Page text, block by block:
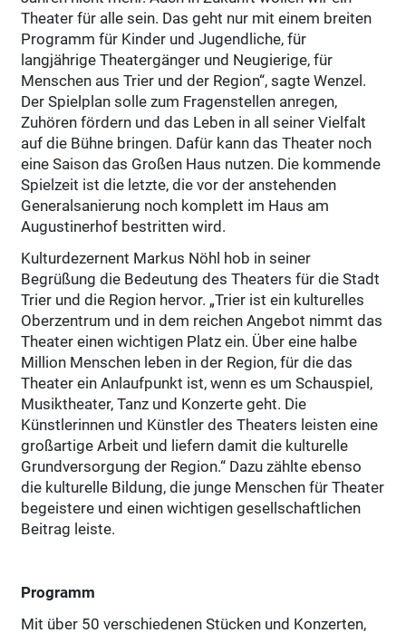
Theater für alle sein. Das geht nur mit einem breiten
Programm für Kinder und Jugendliche, für
langjährige Theatergänger und Neugierige, für
Menschen aus Trier und der Region“, sagte Wenzel.
Der Spielplan solle zum Fragenstellen anregen,
Zuhören fördern und das Leben in all seiner Vielfalt
auf die Bühne bringen. Dafür kann das Theater noch
eine Saison das Großen Haus nutzen. Die kommende
Spielzeit ist die letzte, die vor der anstehenden
Generalsanierung noch komplett im Haus am
Augustinerhof bestritten wird.
Kulturdezernent Markus Nöhl hob in seiner
Begrüßung die Bedeutung des Theaters für die Stadt
Trier und die Region hervor. „Trier ist ein kulturelles
Oberzentrum und in dem reichen Angebot nimmt das
Theater einen wichtigen Platz ein. Über eine halbe
Million Menschen leben in der Region, für die das
Theater ein Anlaufpunkt ist, wenn es um Schauspiel,
Musiktheater, Tanz und Konzerte geht. Die
Künstlerinnen und Künstler des Theaters leisten eine
großartige Arbeit und liefern damit die kulturelle
Grundversorgung der Region.“ Dazu zählte ebenso
die kulturelle Bildung, die junge Menschen für Theater
begeistere und einen wichtigen gesellschaftlichen
Beitrag leiste.
Programm
Mit über 50 verschiedenen Stücken und Konzerten,